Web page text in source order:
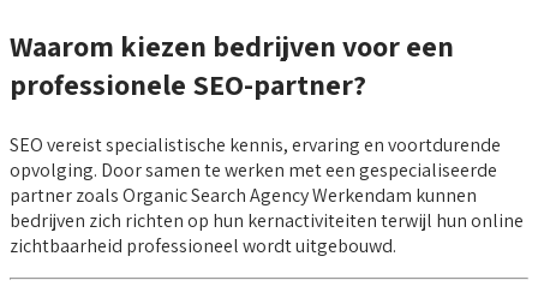
Waarom kiezen bedrijven voor een
professionele SEO-partner?
SEO vereist specialistische kennis, ervaring en voortdurende
opvolging. Door samen te werken met een gespecialiseerde
partner zoals Organic Search Agency Werkendam kunnen
bedrijven zich richten op hun kernactiviteiten terwijl hun online
zichtbaarheid professioneel wordt uitgebouwd.